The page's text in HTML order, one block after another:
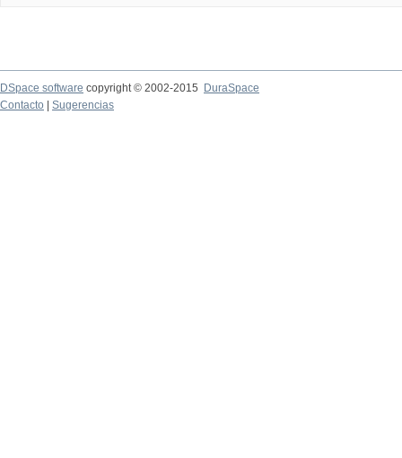
DSpace software copyright © 2002-2015
DuraSpace
Contacto
Sugerencias